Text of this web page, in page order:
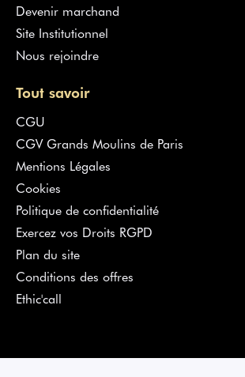
Devenir marchand
Site Institutionnel
Nous rejoindre
Tout savoir
CGU
CGV Grands Moulins de Paris
Mentions Légales
Cookies
Politique de confidentialité
Exercez vos Droits RGPD
Plan du site
Conditions des offres
Ethic'call